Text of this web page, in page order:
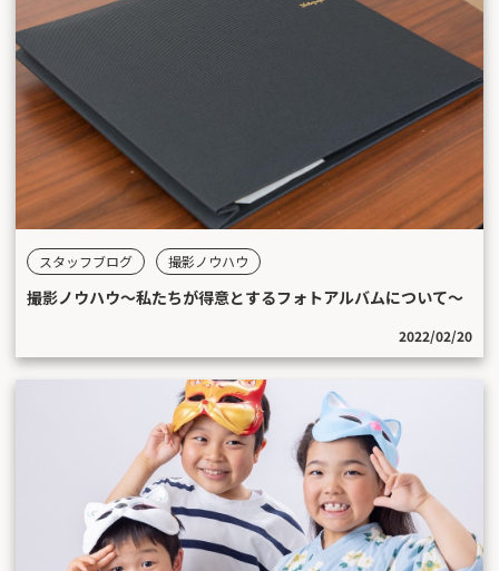
スタッフブログ 撮影ノウハウ
撮影ノウハウ〜私たちが得意とするフォトアルバムについて〜
2022/02/20